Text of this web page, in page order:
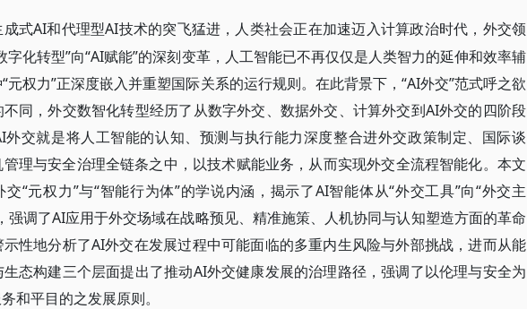
成式AI和代理型AI技术的突飞猛进，人类社会正在加速迈入计算政治时代，外交领
字化转型”向“AI赋能”的深刻变革，人工智能已不再仅仅是人类智力的延伸和效率辅
元权力”正深度嵌入并重塑国际关系的运行规则。在此背景下，“AI外交”范式呼之欲
同，外交数智化转型经历了从数字外交、数据外交、计算外交到AI外交的四阶段
交就是将人工智能的认知、预测与执行能力深度整合进外交政策制定、国际谈
理与安全治理全链条之中，以技术赋能业务，从而实现外交全流程智能化。本文
“元权力”与“智能行为体”的学说内涵，揭示了AI智能体从“外交工具”向“外交主
强调了AI应用于外交场域在战略预见、精准施策、人机协同与认知塑造方面的革命
性地分析了AI外交在发展过程中可能面临的多重内生风险与外部挑战，进而从能
态构建三个层面提出了推动AI外交健康发展的治理路径，强调了以伦理与安全为
和平目的之发展原则。